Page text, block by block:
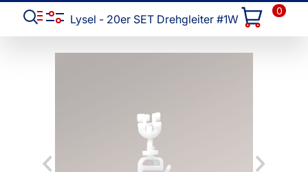
Lysel - 20er SET Drehgleiter #1W
0